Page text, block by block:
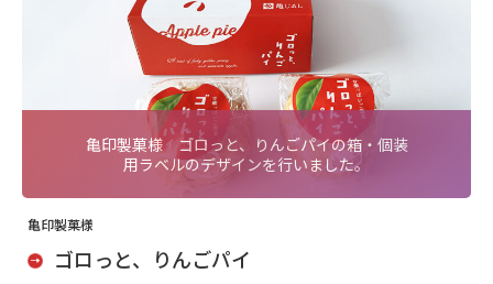
亀印製菓様 ゴロっと、りんごパイの箱・個装
用ラベルのデザインを行いました。
亀印製菓様
ゴロっと、りんごパイ